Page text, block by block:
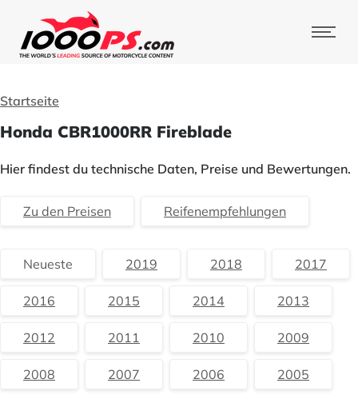
Startseite
Honda CBR1000RR Fireblade
Hier findest du technische Daten, Preise und Bewertungen.
Zu den Preisen Reifenempfehlungen
Neueste 2019 2018 2017
2016 2015 2014 2013
2012 2011 2010 2009
2008 2007 2006 2005